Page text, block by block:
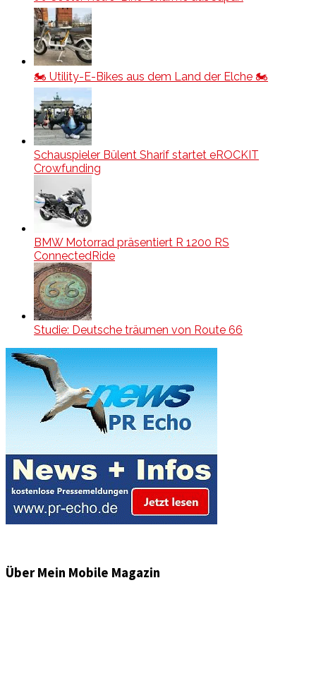
🏍️ Utility-E-Bikes aus dem Land der Elche 🏍️
Schauspieler Bülent Sharif startet eROCKIT
Crowfunding
BMW Motorrad präsentiert R 1200 RS
ConnectedRide
Studie: Deutsche träumen von Route 66
Über Mein Mobile Magazin